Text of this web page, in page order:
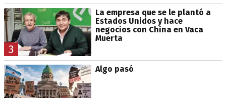
3
La empresa que se le plantó a
Estados Unidos y hace
negocios con China en Vaca
Muerta
Algo pasó